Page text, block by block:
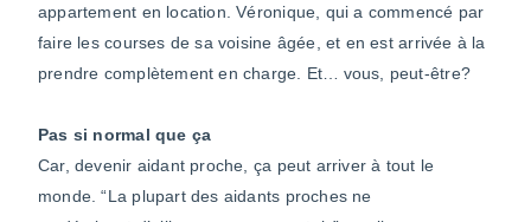
appartement en location. Véronique, qui a commencé par
faire les courses de sa voisine âgée, et en est arrivée à la
prendre complètement en charge. Et… vous, peut-être?
Pas si normal que ça
Car, devenir aidant proche, ça peut arriver à tout le
monde. “La plupart des aidants proches ne